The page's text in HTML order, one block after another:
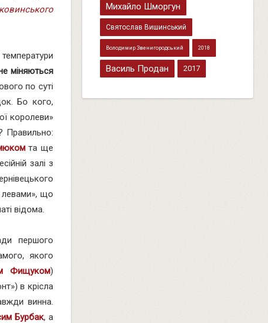
міняються
по суті
Бо кого,
королеви»
Правильно:
та ще
залі з
левами», що
відома.
першого
якого
Фищуком)
в крісла
винна.
Бурбак, а
Михайло Шморгун
Святослав Вишинський
Володимир Звенигородський 2018
Василь Продан 2017